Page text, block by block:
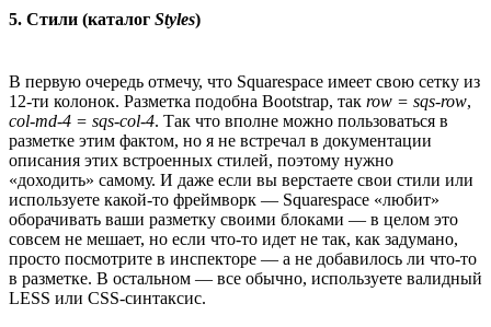
5. Стили (каталог Styles)
В первую очередь отмечу, что Squarespace имеет свою сетку из
12-ти колонок. Разметка подобна Bootstrap, так row = sqs-row,
col-md-4 = sqs-col-4. Так что вполне можно пользоваться в
разметке этим фактом, но я не встречал в документации
описания этих встроенных стилей, поэтому нужно
«доходить» самому. И даже если вы верстаете свои стили или
используете какой-то фреймворк — Squarespace «любит»
оборачивать ваши разметку своими блоками — в целом это
совсем не мешает, но если что-то идет не так, как задумано,
просто посмотрите в инспекторе — а не добавилось ли что-то
в разметке. В остальном — все обычно, используете валидный
LESS или CSS-синтаксис.